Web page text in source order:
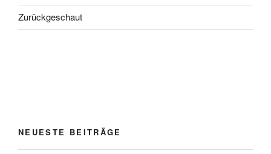
Zurückgeschaut
NEUESTE BEITRÄGE